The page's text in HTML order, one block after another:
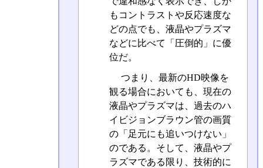
もコントラストや反応速度な
どの点でも、液晶やプラズマ
などに比べて「圧倒的」に優
位だ。
つまり、最新のHD映像を
観る場合においても、現在の
液晶やプラズマは、過去のハ
イビジョンブラウン管の画質
の「足元にも追いつけない」
のである。そして、液晶やプ
ラズマである限り、技術的に